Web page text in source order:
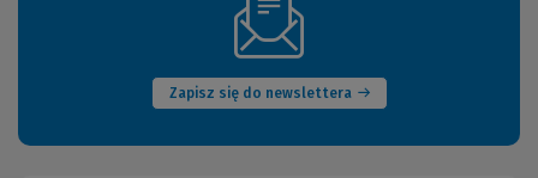
Zapisz się do newslettera
(Nowe
okno)